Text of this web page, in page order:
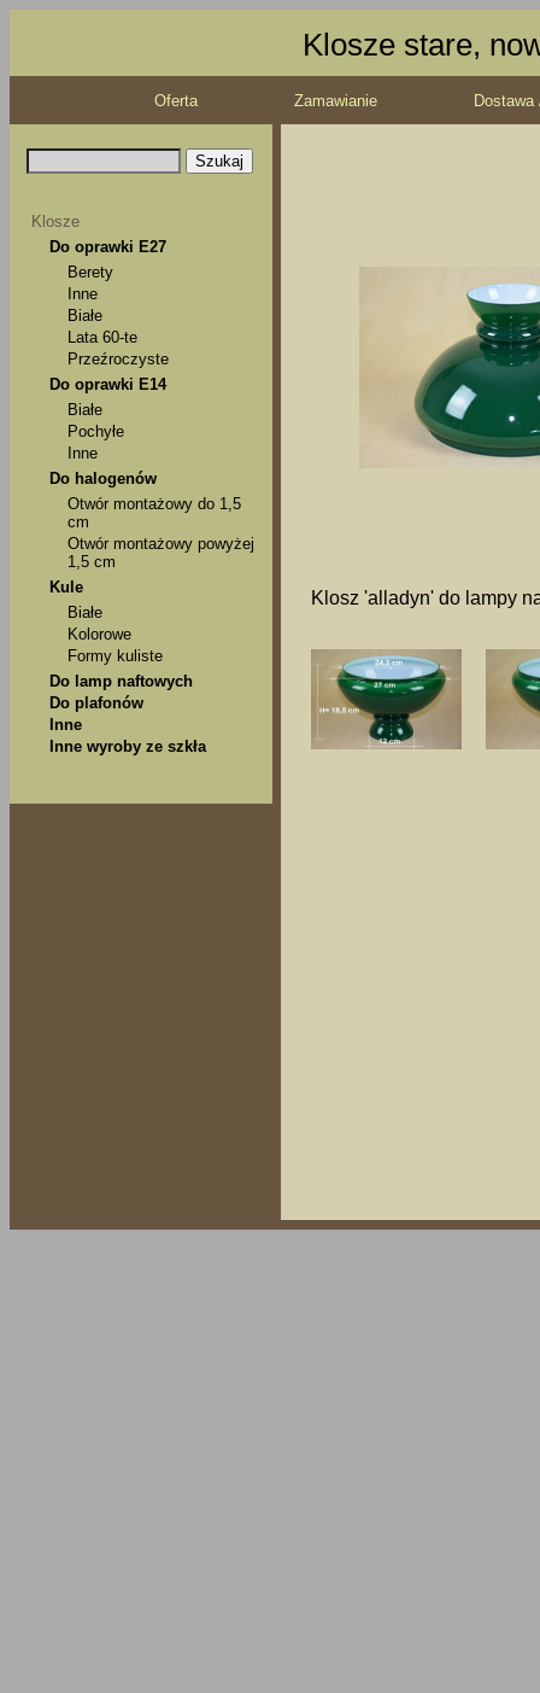
Klosze stare,
Oferta Zamawianie
Klosze
Do oprawki E27
Berety
Inne
Białe
Lata 60-te
Przeźroczyste
Do oprawki E14
Białe
Pochyłe
Inne
Do halogenów
Otwór montażowy do 1,5
cm
Otwór montażowy powyżej
1,5 cm
Kule
Białe
Kolorowe
Formy kuliste
Do lamp naftowych
Do plafonów
Inne
Inne wyroby ze szkła
Klosz 'alladyn' do lampy